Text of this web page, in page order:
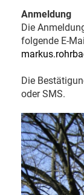
Anmeldung
Die
folgende E-
Die
oder SMS.